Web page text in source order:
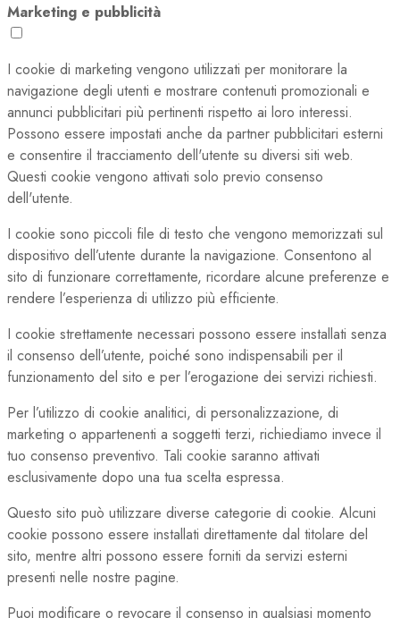
Marketing e pubblicità
I cookie di marketing vengono utilizzati per monitorare la
navigazione degli utenti e mostrare contenuti promozionali e
annunci pubblicitari più pertinenti rispetto ai loro interessi.
Possono essere impostati anche da partner pubblicitari esterni
e consentire il tracciamento dell'utente su diversi siti web.
Questi cookie vengono attivati solo previo consenso
dell'utente.
I cookie sono piccoli file di testo che vengono memorizzati sul
dispositivo dell’utente durante la navigazione. Consentono al
sito di funzionare correttamente, ricordare alcune preferenze e
rendere l’esperienza di utilizzo più efficiente.
I cookie strettamente necessari possono essere installati senza
il consenso dell’utente, poiché sono indispensabili per il
funzionamento del sito e per l’erogazione dei servizi richiesti.
Per l’utilizzo di cookie analitici, di personalizzazione, di
marketing o appartenenti a soggetti terzi, richiediamo invece il
tuo consenso preventivo. Tali cookie saranno attivati
esclusivamente dopo una tua scelta espressa.
Questo sito può utilizzare diverse categorie di cookie. Alcuni
cookie possono essere installati direttamente dal titolare del
sito, mentre altri possono essere forniti da servizi esterni
presenti nelle nostre pagine.
Puoi modificare o revocare il consenso in qualsiasi momento